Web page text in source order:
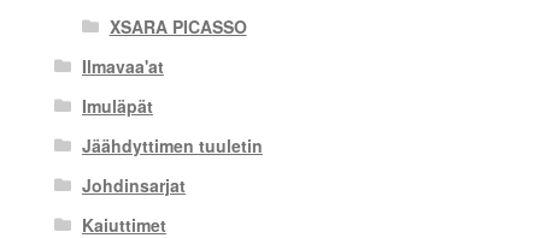
XSARA PICASSO
Ilmavaa'at
Imuläpät
Jäähdyttimen tuuletin
Johdinsarjat
Kaiuttimet